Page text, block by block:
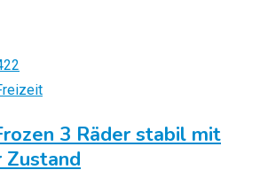
3 Räder stabil mit
Zustand